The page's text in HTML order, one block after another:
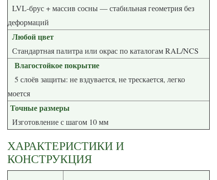
LVL-брус + массив сосны — стабильная геометрия без
деформаций
Любой цвет
Стандартная палитра или окрас по каталогам RAL/NCS
Влагостойкое покрытие
5 слоёв защиты: не вздувается, не трескается, легко
моется
Точные размеры
Изготовление с шагом 10 мм
ХАРАКТЕРИСТИКИ И
КОНСТРУКЦИЯ